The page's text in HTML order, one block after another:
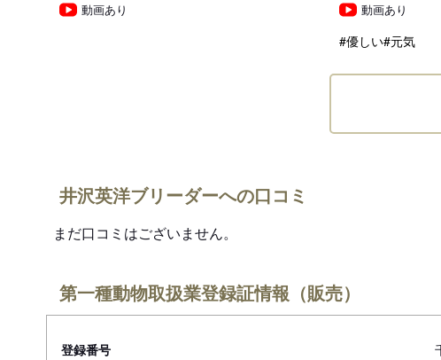
動画あり 動画あり
#優しい#元気
井沢英洋ブリーダーへの口コミ
まだ口コミはございません。
第一種動物取扱業登録証情報（販売）
登録番号